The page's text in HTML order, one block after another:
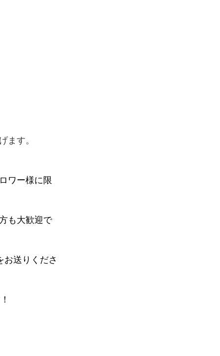
ます。
ワー様に限
も大歓迎で
お送りくださ